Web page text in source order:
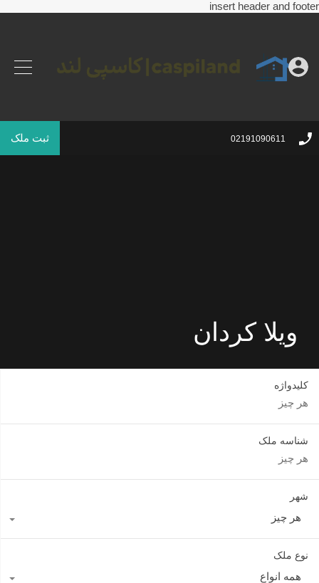
insert header and footer
02191090611 ثبت ملک
ویلا کردان
کلیدواژه
شناسه ملک
شهر
هر چیز
نوع ملک
همه انواع